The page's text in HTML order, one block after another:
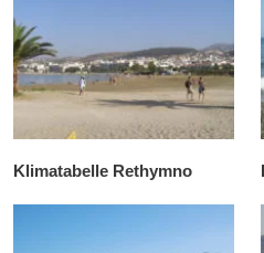
Klimatabelle Rethymno